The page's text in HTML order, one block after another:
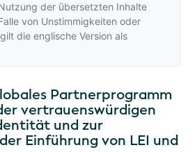
der übersetzten Inhalte
von Unstimmigkeiten oder
die englische Version als
Partnerprogramm
vertrauenswürdigen
und zur
Einführung von LEI und